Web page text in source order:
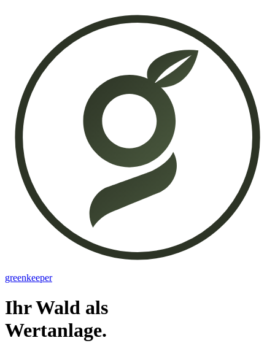
greenkeeper
Ihr Wald als
Wertanlage.